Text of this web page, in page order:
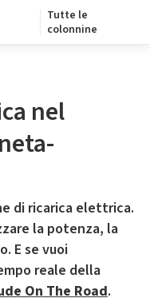
Tutte le
colonnine
nel
di ricarica elettrica.
la potenza, la
E se vuoi
reale della
On The Road.